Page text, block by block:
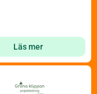
Läs mer